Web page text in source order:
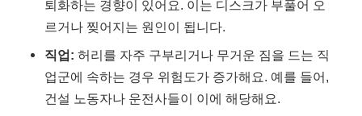
퇴화하는 경향이 있어요. 이는 디스크가 부풀어 오
르거나 찢어지는 원인이 됩니다.
직업: 허리를 자주 구부리거나 무거운 짐을 드는 직
업군에 속하는 경우 위험도가 증가해요. 예를 들어,
건설 노동자나 운전사들이 이에 해당해요.